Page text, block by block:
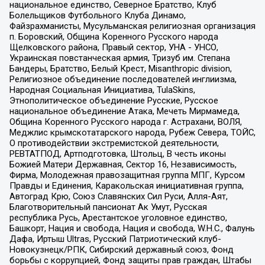
национальное единство, Северное Братство, Клуб
Болельщиков Футбольного Клуба Динамо,
Файзрахманисты, Мусульманская религиозная организация
п. Боровский, Община Коренного Русского народа
Щелковского района, Правый сектор, УНА - УНСО,
Украинская повстанческая армия, Тризуб им. Степана
Бандеры, Братство, Белый Крест, Misanthropic division,
Религиозное объединение последователей инглиизма,
Народная Социальная Инициатива, TulaSkins,
Этнополитическое объединение Русские, Русское
национальное объединение Атака, Мечеть Мирмамеда,
Община Коренного Русского народа г. Астрахани, ВОЛЯ,
Меджлис крымскотатарского народа, Рубеж Севера, ТОЙС,
О противодействии экстремистской деятельности,
РЕВТАТПОД, Артподготовка, Штольц, В честь иконы
Божией Матери Державная, Сектор 16, Независимость,
Фирма, Молодежная правозащитная группа МПГ, Курсом
Правды и Единения, Каракольская инициативная группа,
Автоград Крю, Союз Славянских Сил Руси, Алля-Аят,
Благотворительный пансионат Ак Умут, Русская
республика Русь, Арестантское уголовное единство,
Башкорт, Нация и свобода, Нация и свобода, W.H.С., Фалунь
Дафа, Иртыш Ultras, Русский Патриотический клуб-
Новокузнецк/РПК, Сибирский державный союз, Фонд
борьбы с коррупцией, Фонд защиты прав граждан, Штабы